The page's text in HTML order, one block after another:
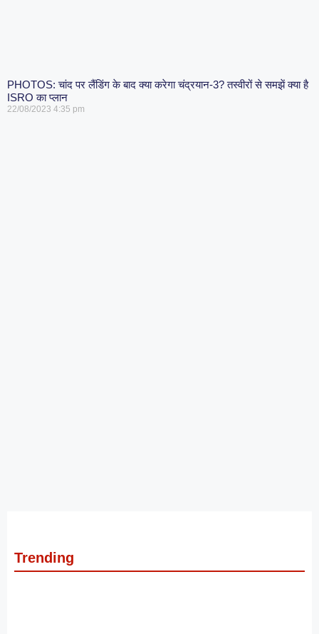
PHOTOS: चांद पर लैंडिंग के बाद क्या करेगा चंद्रयान-3? तस्वीरों से समझें क्या है
ISRO का प्लान
22/08/2023 4:35 pm
Trending